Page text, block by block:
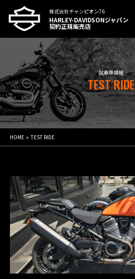
株式会社チャンピオン76
HARLEY-DAVIDSONジャパン
契約正規販売店
試乗車情報
TEST RIDE
HOME TEST RIDE